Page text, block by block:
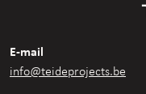
E-mail
info@teideprojects.be